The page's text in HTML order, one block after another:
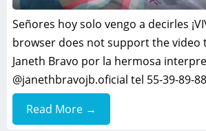
Señores hoy solo vengo a decirles
browser does not support the video
Janeth Bravo por la hermosa
@janethbravojb.oficial tel 55-39-89-
Read More →